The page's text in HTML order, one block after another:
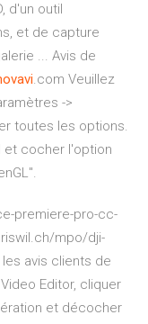
d'un outil
et de capture
... Avis de
.com Veuillez
->
toutes les options.
et cocher l'option
premiere-pro-cc-
mpo/dji-
avis clients de
Editor, cliquer
et décocher